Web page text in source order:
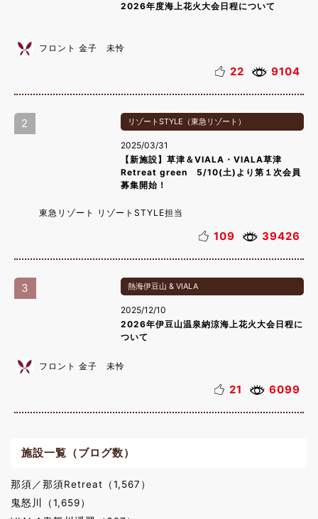
2026年度海上花火大会日程について
フロント 金子 未怜
22 9104
2 リゾートSTYLE（東急リゾート）
2025/03/31
【新施設】草津＆VIALA・VIALA草津
Retreat green 5/10(土)より第１次会員
募集開始！
東急リゾート リゾートSTYLE担当
109 39426
3 熱海伊豆山 & VIALA
2025/12/10
2026年伊豆山温泉納涼海上花火大会日程に
ついて
フロント 金子 未怜
21 6099
施設一覧（ブログ数）
那須／那須Retreat（1,567）
鬼怒川（1,659）